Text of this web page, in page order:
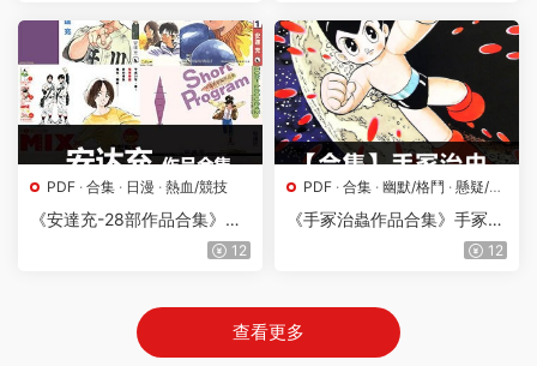
PG/Mobi/PDF
PDF · 合集 · 日漫 · 熱血/競技
《安達充-28部作品合集》安
12
PDF · 合集 · 幽默/格鬥 · 懸疑/冒
險·日漫 · 漫畫屬地· 科幻/恐怖
《手冢治蟲作品合集》手冢治
蟲創作 PDF版電子漫畫【01-
12
查看更多